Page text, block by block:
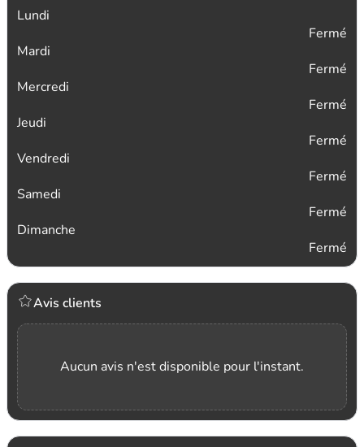
Lundi
Fermé
Mardi
Fermé
Mercredi
Fermé
Jeudi
Fermé
Vendredi
Fermé
Samedi
Fermé
Dimanche
Fermé
Avis clients
Aucun avis n'est disponible pour l'instant.